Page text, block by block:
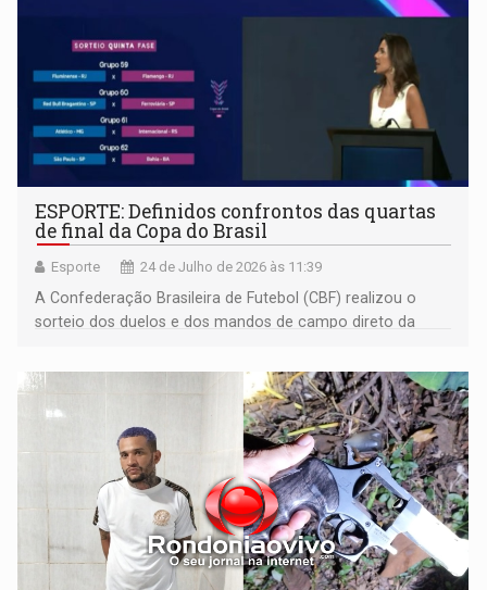
ESPORTE: Definidos confrontos das quartas
de final da Copa do Brasil
Esporte 24 de Julho de 2026 às 11:39
A Confederação Brasileira de Futebol (CBF) realizou o
sorteio dos duelos e dos mandos de campo direto da